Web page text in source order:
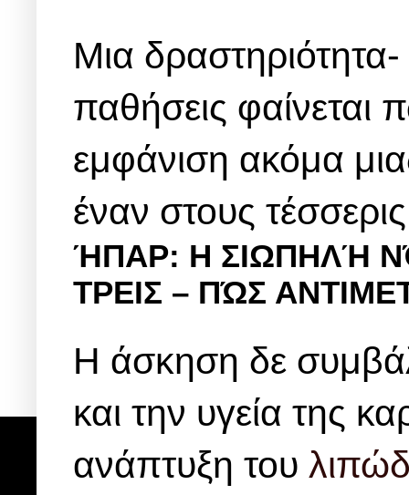
Μια
παθήσεις φαίνεται
εμφάνιση ακόμα
έναν στους
ΉΠΑΡ: Η ΣΙΩΠΗΛΉ
ΤΡΕΙΣ – ΠΏΣ
Η άσκηση δε
και την υγεία της
ανάπτυξη του